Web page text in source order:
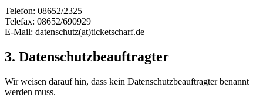
Telefon: 08652/2325
Telefax: 08652/690929
E-Mail: datenschutz(at)ticketscharf.de
3. Datenschutzbeauftragter
Wir weisen darauf hin, dass kein Datenschutzbeauftragter benannt
werden muss.